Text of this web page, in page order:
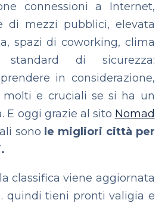
connessioni a Internet,
di mezzi pubblici, elevata
spazi di coworking, clima
di sicurezza:
in considerazione,
molti e cruciali se si ha un
E oggi grazie al sito Nomad
sono le migliori città per
classifica viene aggiornata
quindi tieni pronti valigia e